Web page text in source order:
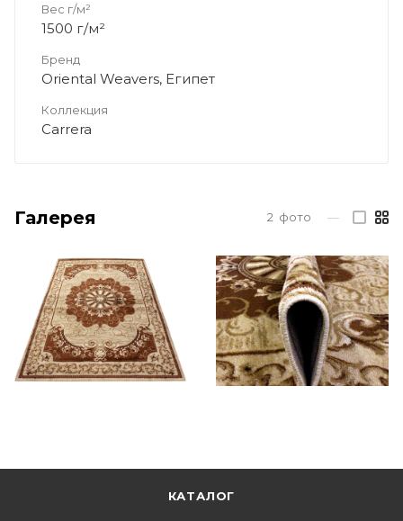
Вес г/м²
1500 г/м²
Бренд
Oriental Weavers, Египет
Коллекция
Carrera
Галерея 2 фото —
КАТАЛОГ